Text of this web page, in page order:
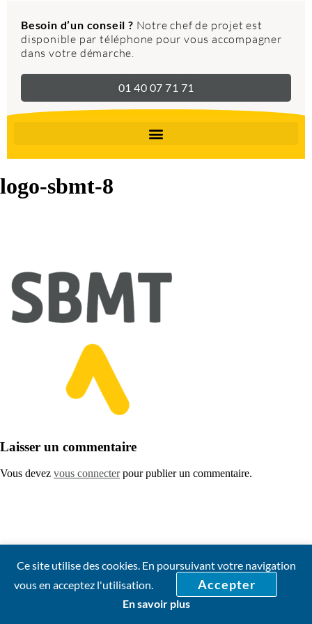
Besoin d’un conseil ? Notre chef de projet est
disponible par téléphone pour vous accompagner
dans votre démarche.
01 40 07 71 71
logo-sbmt-8
Laisser un commentaire
Vous devez vous connecterpour publier un commentaire.
Ce site utilise des cookies. En poursuivant votre navigation
vous en acceptez l'utilisation.
Accepter
En savoir plus